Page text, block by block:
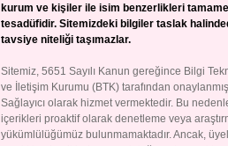
kurum ve kişiler ile isim benzerlikleri
tesadüfidir. Sitemizdeki bilgiler taslak
tavsiye niteliği taşımazlar.
Sitemiz, 5651 Sayılı Kanun gereğince Bilgi
ve İletişim Kurumu (BTK) tarafından
Sağlayıcı olarak hizmet vermektedir. Bu
içerikleri proaktif olarak denetleme veya
yükümlülüğümüz bulunmamaktadır. Ancak,